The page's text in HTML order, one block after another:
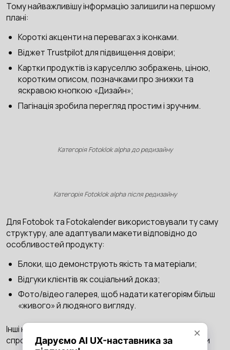
Тому найважливішу інформацію залишили на першому
плані:
Короткі акценти на перевагах з іконками.
Віджет Trustpilot для підвищення довіри;
Картки продуктів із каруселлю зображень, ціною,
коротким описом, позначками про знижки та
яскравою кнопкою «Дизайн»;
Пагінація зробила перегляд простим і зручним.
Категорія Fotoklok alpha до редизайну
Категорія Fotoklok alpha після редизайну
Для Fotobok та Fotokalender використовували ту саму
структуру, але адаптували макети відповідно до
особливостей продукту:
Блоки, що демонструють якість та матеріали;
Відгуки клієнтів як соціальний доказ;
Фото/відео галерея, щоб надати категоріям більш
«живого» й людяного вигляду.
Інші категорії мають ту саму структуру, але в більш
спрощеному вигляді: лаконічні, інформативні картки